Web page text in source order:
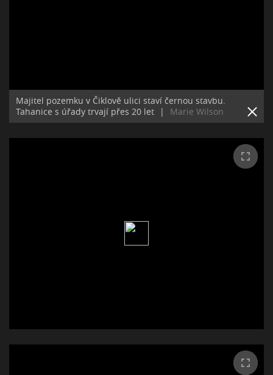
Majitel pozemku v Čiklově ulici staví černou stavbu.
Tahanice s úřady trvají přes 20 let
| Marie Wilson